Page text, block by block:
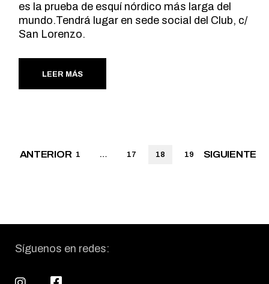
es la prueba de esquí nórdico más larga del
mundo.Tendrá lugar en sede social del Club, c/
San Lorenzo.
LEER MÁS
Paginación
ANTERIOR 1 … 17 18 19 SIGUIENTE
Síguenos en redes: